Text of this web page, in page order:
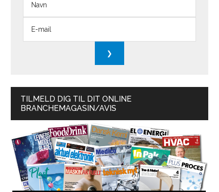
TILMELD DIG TIL DIT ONLINE
BRANCHEMAGASIN/AVIS